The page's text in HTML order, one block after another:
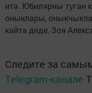
итә. Юбилярны туган
оныклары,
кайта диде, Зоя
Следите за
Telegram-канале